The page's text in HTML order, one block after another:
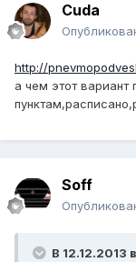
Cuda
http://
а чем этот вариант
Soff
В 12.12.2013